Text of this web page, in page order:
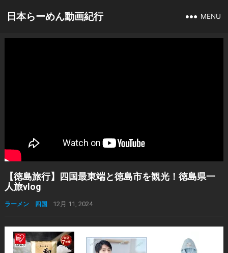
日本らーめん動画紀行 MENU
【徳島旅行】四国最東端と徳島市を観光！徳島県一
人旅vlog
ラーメン 四国 12月 11, 2024